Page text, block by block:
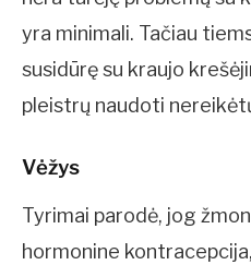
yra minimali. Tačiau
susidūrę su kraujo
pleistrų naudoti
Vėžys
Tyrimai parodė, jog
hormonine